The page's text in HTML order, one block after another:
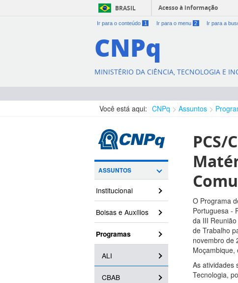
BRASIL Acesso à informação
Ir para o conteúdo 1 Ir para o menu 2 Ir para a
CNPq
MINISTÉRIO DA CIÊNCIA, TECNOLOGIA E
Você está aqui: CNPq Assuntos
ASSUNTOS
Institucional
Bolsas e Auxílios
Programas
ALI
CBAB
PCS/
O Programa
Portuguesa -
da III
de Trabalho
novembro de
Moçambique,
As atividades
Tecnologia,